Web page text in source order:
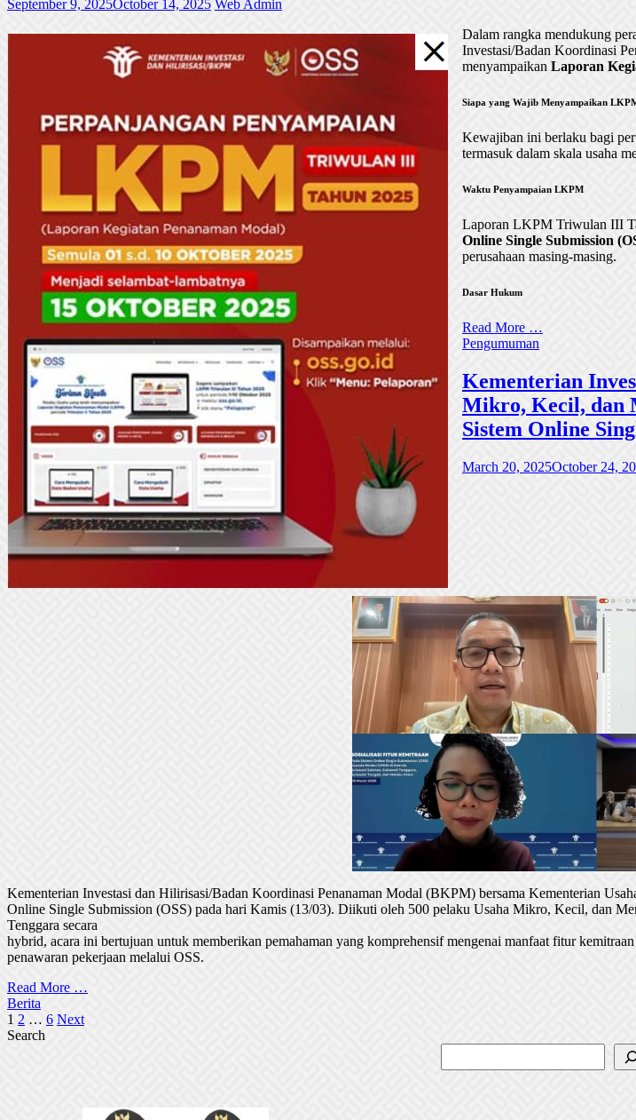
September 9, 2025October 14, 2025 Web Admin
Dalam rangka mendukung
Investasi/Badan Koordinasi
menyampaikan Laporan
Siapa yang Wajib Menyampaikan
Kewajiban ini berlaku bagi
termasuk dalam skala usaha
Waktu Penyampaian LKPM
Laporan LKPM Triwulan III
Online Single Submission
perusahaan masing-masing.
Dasar Hukum
Read More …
Pengumuman
Kementerian
Mikro, Kecil, dan
Sistem Online
March 20, 2025October 24,
Kementerian Investasi dan Hilirisasi/Badan Koordinasi Penanaman Modal (BKPM) bersama Kementerian
Online Single Submission (OSS) pada hari Kamis (13/03). Diikuti oleh 500 pelaku Usaha Mikro, Kecil, dan
Tenggara secara
hybrid, acara ini bertujuan untuk memberikan pemahaman yang komprehensif mengenai manfaat fitur
penawaran pekerjaan melalui OSS.
Read More …
Berita
Posts
pagination
1 2 … 6 Next
Search